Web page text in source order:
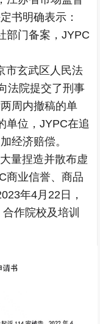
书明确表示：
部门备案，JYPC
玄武区人民法
法院提交了刑事
周内撤稿的单
单位，JYPC在追
经济赔偿。
量捏造并散布虚
商业信誉、商品
年4月22日，
作院校及培训